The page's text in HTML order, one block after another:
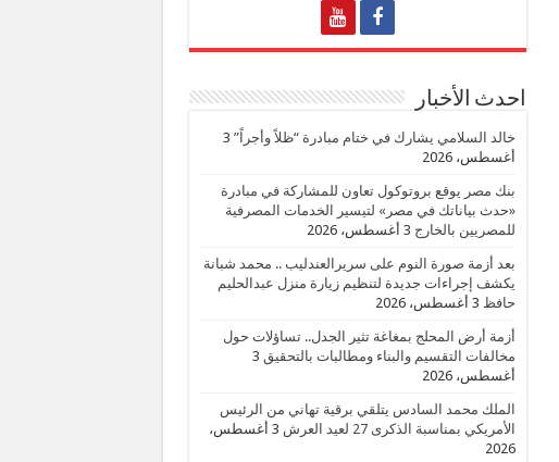
احدث الأخبار
خالد السلامي يشارك في ختام مبادرة “ظلاً وأجراً” 3
أغسطس، 2026
بنك مصر يوقع بروتوكول تعاون للمشاركة في مبادرة
«حدث بياناتك في مصر» لتيسير الخدمات المصرفية
للمصريين بالخارج 3 أغسطس، 2026
بعد أزمة صورة النوم على سريرالعندليب .. محمد شبانة
يكشف إجراءات جديدة لتنظيم زيارة منزل عبدالحليم
حافظ 3 أغسطس، 2026
أزمة أرض المحلج بمغاغة تثير الجدل.. تساؤلات حول
مخالفات التقسيم والبناء ومطالبات بالتحقيق 3
أغسطس، 2026
الملك محمد السادس يتلقي برقية تهاني من الرئيس
الأمريكي بمناسبة الذكرى 27 لعيد العرش
3 أغسطس،
2026